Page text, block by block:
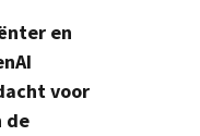
en
voor
de